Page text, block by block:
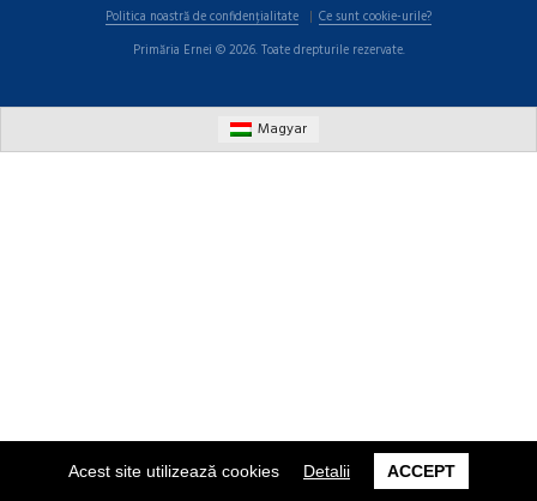
Acest site utilizează cookies Detalii ACCEPT
Politica noastră de confidențialitate
Ce sunt cookie-urile?
Primăria Ernei © 2026. Toate drepturile rezervate.
Magyar